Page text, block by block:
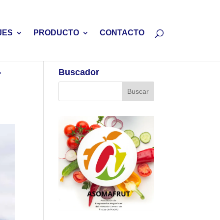
PRODUCTO CONTACTO
Buscador